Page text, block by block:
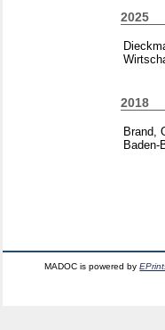
2025
2018
Brand,
Baden-
MADOC is powered by